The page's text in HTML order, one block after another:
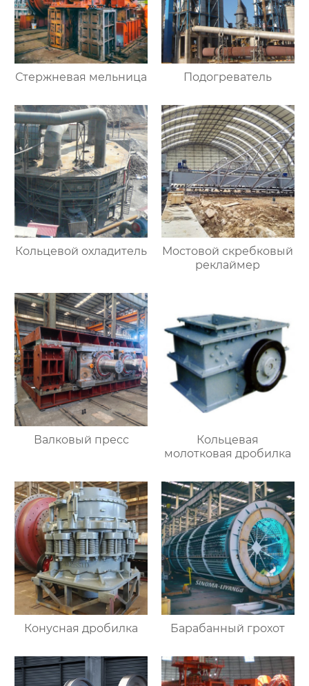
Стержневая мельница Подогреватель
Кольцевой охладитель
Мостовой скребковый
реклаймер
Валковый пресс
Кольцевая
молотковая дробилка
Конусная дробилка Барабанный грохот